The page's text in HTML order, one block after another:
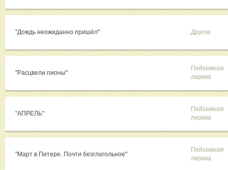
"Дождь неожиданно пришёл" Другое
"Расцвели пионы"
Пейзажная
лирика
"АПРЕЛЬ"
Пейзажная
лирика
"Март в Питере. Почти безглагольное"
Пейзажная
лирика